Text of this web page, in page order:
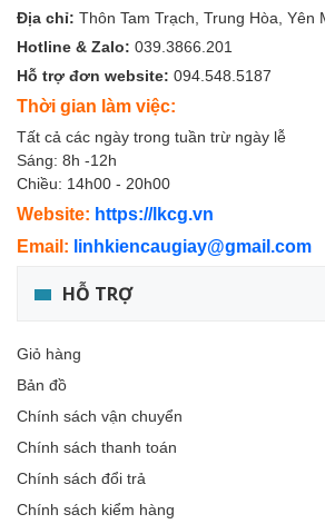
Địa chỉ: Thôn Tam Trạch, Trung Hòa, Yên
Hotline & Zalo: 039.3866.201
Hỗ trợ đơn website: 094.548.5187
Thời gian làm việc:
Tất cả các ngày trong tuần trừ ngày lễ
Sáng: 8h -12h
Chiều: 14h00 - 20h00
Website: https://lkcg.vn
Email: linhkiencaugiay@gmail.com
HỖ TRỢ
Giỏ hàng
Bản đồ
Chính sách vận chuyển
Chính sách thanh toán
Chính sách đổi trả
Chính sách kiểm hàng